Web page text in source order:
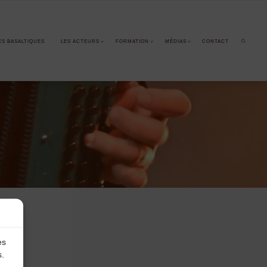
BASALTIQUES LES ACTEURS FORMATION MÉDIAS CONTACT